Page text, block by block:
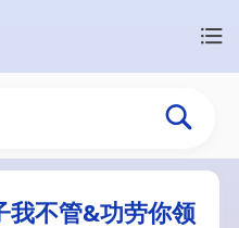
我不管&功劳你领